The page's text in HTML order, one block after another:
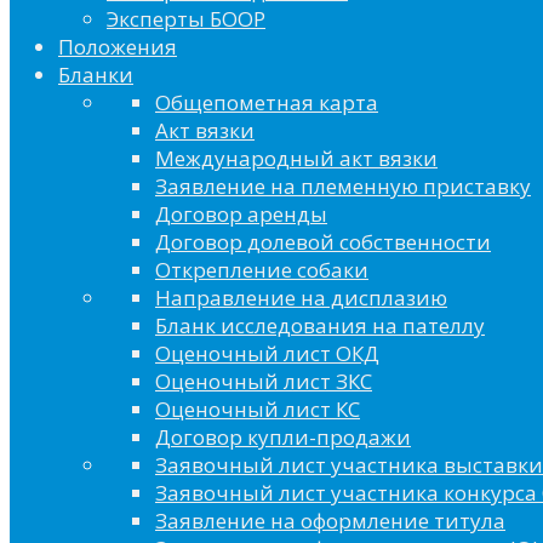
Эксперты БООР
Положения
Бланки
Общепометная карта
Акт вязки
Международный акт вязки
Заявление на племенную приставку
Договор аренды
Договор долевой собственности
Открепление собаки
Направление на дисплазию
Бланк исследования на пателлу
Оценочный лист ОКД
Оценочный лист ЗКС
Оценочный лист КС
Договор купли-продажи
Заявочный лист участника выставки
Заявочный лист участника конкурса
Заявление на оформление титула